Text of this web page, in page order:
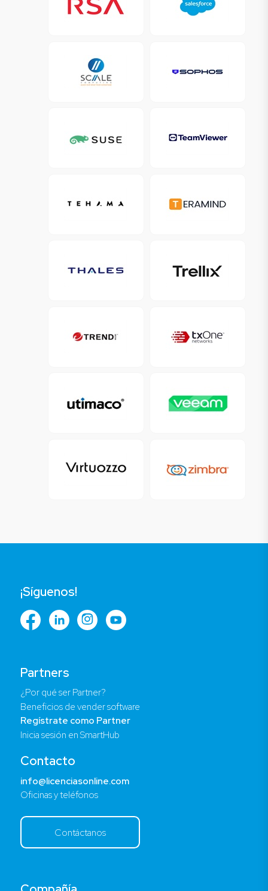
Partners
¿Por qué ser Partner?
Beneficios de vender software
Regístrate como Partner
Inicia sesión en SmartHub
Contacto
info@licenciasonline.com
Oficinas y teléfonos
Contáctanos
¡Síguenos!